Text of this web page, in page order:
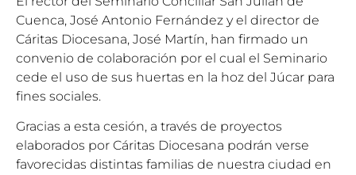
Cuenca, José Antonio Fernández y el director de
Cáritas Diocesana, José Martín, han firmado un
convenio de colaboración por el cual el Seminario
cede el uso de sus huertas en la hoz del Júcar para
fines sociales.
Gracias a esta cesión, a través de proyectos
elaborados por Cáritas Diocesana podrán verse
favorecidas distintas familias de nuestra ciudad en